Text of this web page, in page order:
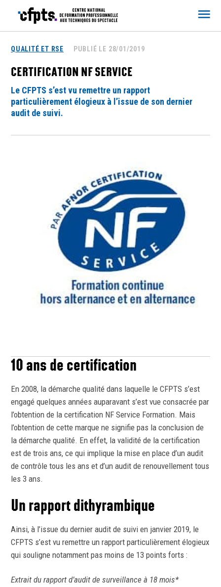
QUALITÉ ET RSE PUBLIÉ LE 28/01/2019
CERTIFICATION NF SERVICE
Le CFPTS s’est vu remettre un rapport
particulièrement élogieux à l’issue de son dernier
audit de suivi.
10 ans de certification
En 2008, la démarche qualité dans laquelle le CFPTS s’est
engagé quelques années auparavant s’est vue consacrée par
l’obtention de la certification NF Service Formation. Mais
l’obtention de cette marque ne signifie pas la conclusion de
la démarche qualité. En effet, la validité de la certification
est de trois ans, ce qui implique la mise en place d’un audit
de contrôle tous les ans et d’un audit de renouvellement tous
les 3 ans.
Un rapport dithyrambique
Ainsi, à l’issue du dernier audit de suivi en janvier 2019, le
CFPTS s’est vu remettre un rapport particulièrement élogieux
qui souligne notamment pas moins de 13 points forts :
Extrait du rapport d’audit de surveillance à 18 mois*